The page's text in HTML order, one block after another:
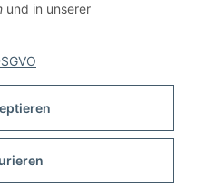
und in unserer